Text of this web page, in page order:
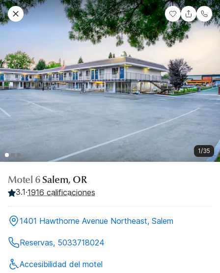
1/35
Motel 6Salem, OR
3.1·1916 calificaciones
1401 Hawthorne Avenue Northeast, Salem
Reservas, 5033718024
Accesibilidad del motel